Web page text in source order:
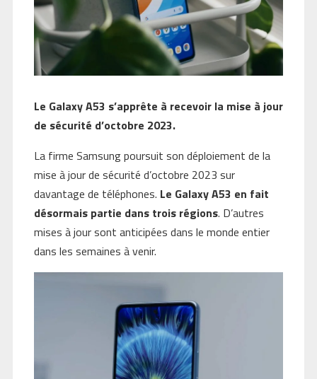
Le Galaxy A53 s’apprête à recevoir la mise à jour
de sécurité d’octobre 2023.
La firme Samsung poursuit son déploiement de la
mise à jour de sécurité d’octobre 2023 sur
davantage de téléphones. Le Galaxy A53 en fait
désormais partie dans trois régions. D’autres
mises à jour sont anticipées dans le monde entier
dans les semaines à venir.